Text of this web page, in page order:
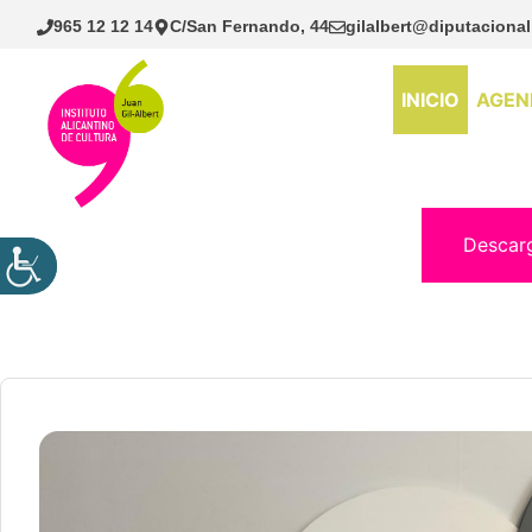
Saltar
965 12 12 14 C/San Fernando, 44
INICIO